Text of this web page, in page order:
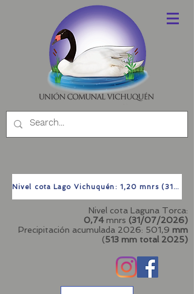
Nivel cota Lago Vichuquén: 1,20 mnrs (31/07/2026)
Nivel cota Laguna Torca:
0,74mnrs (31/07/2026)
Precipitación acumulada 2026: 501,9 mm
(513 mm total 2025)